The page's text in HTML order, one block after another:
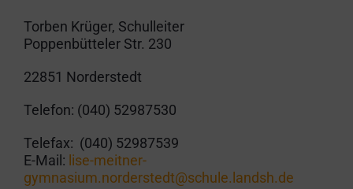
Torben Krüger, Schulleiter
Poppenbütteler Str. 230
22851 Norderstedt
Telefon: (040) 52987530
Telefax: (040) 52987539
E-Mail: lise-meitner-
gymnasium.norderstedt@schule.landsh.de